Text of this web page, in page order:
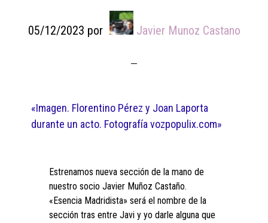
05/12/2023 por Javier Munoz Castano
«Imagen. Florentino Pérez y Joan Laporta
durante un acto. Fotografía vozpopulix.com»
Estrenamos nueva sección de la mano de
nuestro socio Javier Muñoz Castaño.
«Esencia Madridista» será el nombre de la
sección tras entre Javi y yo darle alguna que